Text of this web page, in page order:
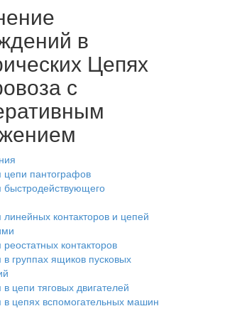
в
Цепях
с
пантографов
контакторов и цепей
контакторов
группах ящиков пусковых
цепи тяговых двигателей
цепях вспомогательных машин